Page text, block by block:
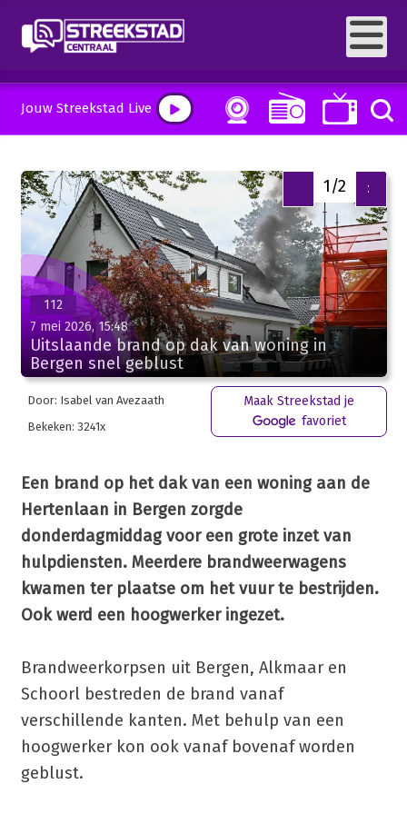
Jouw Streekstad Live
>
1/2
112
7 mei 2026, 15:48
Uitslaande brand op dak van woning in
Bergen snel geblust
Door: Isabel van Avezaath
Bekeken: 3241x
Maak Streekstad je
favoriet
Een brand op het dak van een woning aan de
Hertenlaan in Bergen zorgde
donderdagmiddag voor een grote inzet van
hulpdiensten. Meerdere brandweerwagens
kwamen ter plaatse om het vuur te bestrijden.
Ook werd een hoogwerker ingezet.
Brandweerkorpsen uit Bergen, Alkmaar en
Schoorl bestreden de brand vanaf
verschillende kanten. Met behulp van een
hoogwerker kon ook vanaf bovenaf worden
geblust.